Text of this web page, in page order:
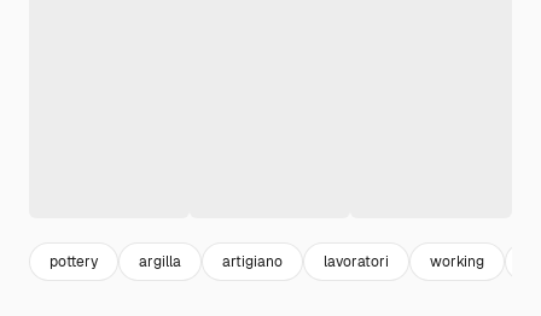
pottery argilla artigiano lavoratori working